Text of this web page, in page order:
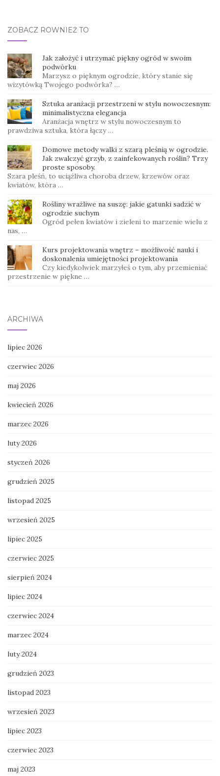
ZOBACZ RÓWNIEŻ TO
Jak założyć i utrzymać piękny ogród w swoim
podwórku
Marzysz o pięknym ogrodzie, który stanie się
wizytówką Twojego podwórka? …
Sztuka aranżacji przestrzeni w stylu nowoczesnym:
minimalistyczna elegancja
Aranżacja wnętrz w stylu nowoczesnym to
prawdziwa sztuka, która łączy …
Domowe metody walki z szarą pleśnią w ogrodzie.
Jak zwalczyć grzyb, z zainfekowanych roślin? Trzy
proste sposoby.
Szara pleśń, to uciążliwa choroba drzew, krzewów oraz
kwiatów, która …
Rośliny wrażliwe na suszę: jakie gatunki sadzić w
ogrodzie suchym
Ogród pełen kwiatów i zieleni to marzenie wielu z
nas, …
Kurs projektowania wnętrz – możliwość nauki i
doskonalenia umiejętności projektowania
Czy kiedykolwiek marzyłeś o tym, aby przemieniać
przestrzenie w piękne …
ARCHIWA
lipiec 2026
czerwiec 2026
maj 2026
kwiecień 2026
marzec 2026
luty 2026
styczeń 2026
grudzień 2025
listopad 2025
wrzesień 2025
lipiec 2025
czerwiec 2025
sierpień 2024
lipiec 2024
czerwiec 2024
marzec 2024
luty 2024
grudzień 2023
listopad 2023
wrzesień 2023
lipiec 2023
czerwiec 2023
maj 2023